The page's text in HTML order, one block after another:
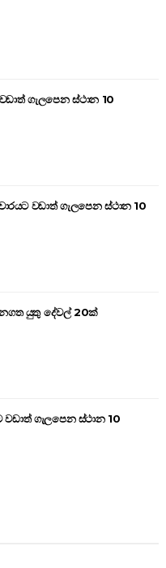
ගැලපෙන ස්ථාන 10
වඩාත් ගැලපෙන ස්ථාන 10
යුතු දේවල් 20ක්
වඩාත් ගැලපෙන ස්ථාන 10